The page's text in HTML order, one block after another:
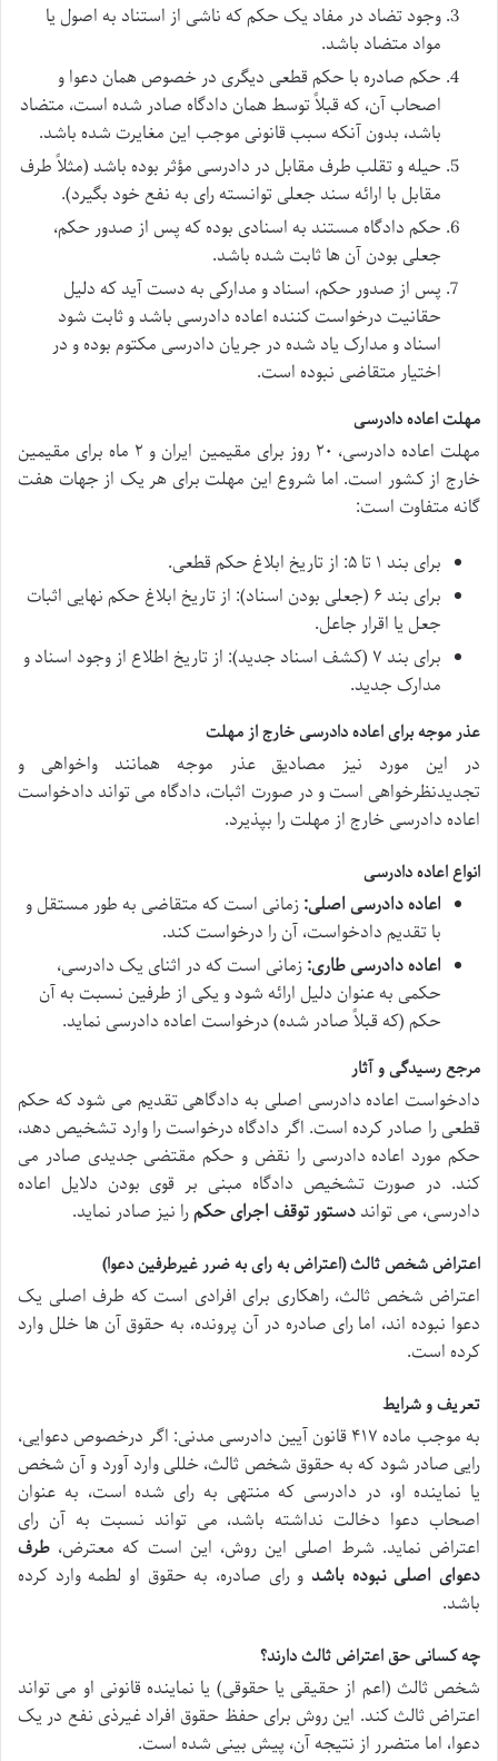
وجود تضاد در مفاد یک حکم که ناشی از استناد به اصول یا
مواد متضاد باشد.
حکم صادره با حکم قطعی دیگری در خصوص همان دعوا و
اصحاب آن، که قبلاً توسط همان دادگاه صادر شده است، متضاد
باشد، بدون آنکه سبب قانونی موجب این مغایرت شده باشد.
حیله و تقلب طرف مقابل در دادرسی مؤثر بوده باشد (مثلاً طرف
مقابل با ارائه سند جعلی توانسته رای به نفع خود بگیرد).
حکم دادگاه مستند به اسنادی بوده که پس از صدور حکم،
جعلی بودن آن ها ثابت شده باشد.
پس از صدور حکم، اسناد و مدارکی به دست آید که دلیل
حقانیت درخواست کننده اعاده دادرسی باشد و ثابت شود
اسناد و مدارک یاد شده در جریان دادرسی مکتوم بوده و در
اختیار متقاضی نبوده است.
مهلت اعاده دادرسی
مهلت اعاده دادرسی، ۲۰ روز برای مقیمین ایران و ۲ ماه برای مقیمین
خارج از کشور است. اما شروع این مهلت برای هر یک از جهات هفت
گانه متفاوت است:
برای بند ۱ تا ۵: از تاریخ ابلاغ حکم قطعی.
برای بند ۶ (جعلی بودن اسناد): از تاریخ ابلاغ حکم نهایی اثبات
جعل یا اقرار جاعل.
برای بند ۷ (کشف اسناد جدید): از تاریخ اطلاع از وجود اسناد و
مدارک جدید.
عذر موجه برای اعاده دادرسی خارج از مهلت
در این مورد نیز مصادیق عذر موجه همانند واخواهی و
تجدیدنظرخواهی است و در صورت اثبات، دادگاه می تواند دادخواست
اعاده دادرسی خارج از مهلت را بپذیرد.
انواع اعاده دادرسی
اعاده دادرسی اصلی:زمانی است که متقاضی به طور مستقل و
با تقدیم دادخواست، آن را درخواست کند.
اعاده دادرسی طاری:زمانی است که در اثنای یک دادرسی،
حکمی به عنوان دلیل ارائه شود و یکی از طرفین نسبت به آن
حکم (که قبلاً صادر شده) درخواست اعاده دادرسی نماید.
مرجع رسیدگی و آثار
دادخواست اعاده دادرسی اصلی به دادگاهی تقدیم می شود که حکم
قطعی را صادر کرده است. اگر دادگاه درخواست را وارد تشخیص دهد،
حکم مورد اعاده دادرسی را نقض و حکم مقتضی جدیدی صادر می
کند. در صورت تشخیص دادگاه مبنی بر قوی بودن دلایل اعاده
دادرسی، می توانددستور توقف اجرای حکمرا نیز صادر نماید.
اعتراض شخص ثالث (اعتراض به رای به ضرر غیرطرفین دعوا)
اعتراض شخص ثالث، راهکاری برای افرادی است که طرف اصلی یک
دعوا نبوده اند، اما رای صادره در آن پرونده، به حقوق آن ها خلل وارد
کرده است.
تعریف و شرایط
به موجب ماده ۴۱۷ قانون آیین دادرسی مدنی: اگر درخصوص دعوایی،
رایی صادر شود که به حقوق شخص ثالث، خللی وارد آورد و آن شخص
یا نماینده او، در دادرسی که منتهی به رای شده است، به عنوان
اصحاب دعوا دخالت نداشته باشد، می تواند نسبت به آن رای
اعتراض نماید. شرط اصلی این روش، این است که معترض، طرف
دعوای اصلی نبوده باشد و رای صادره، به حقوق او لطمه وارد کرده
باشد.
چه کسانی حق اعتراض ثالث دارند؟
شخص ثالث (اعم از حقیقی یا حقوقی) یا نماینده قانونی او می تواند
اعتراض ثالث کند. این روش برای حفظ حقوق افراد غیرذی نفع در یک
دعوا، اما متضرر از نتیجه آن، پیش بینی شده است.